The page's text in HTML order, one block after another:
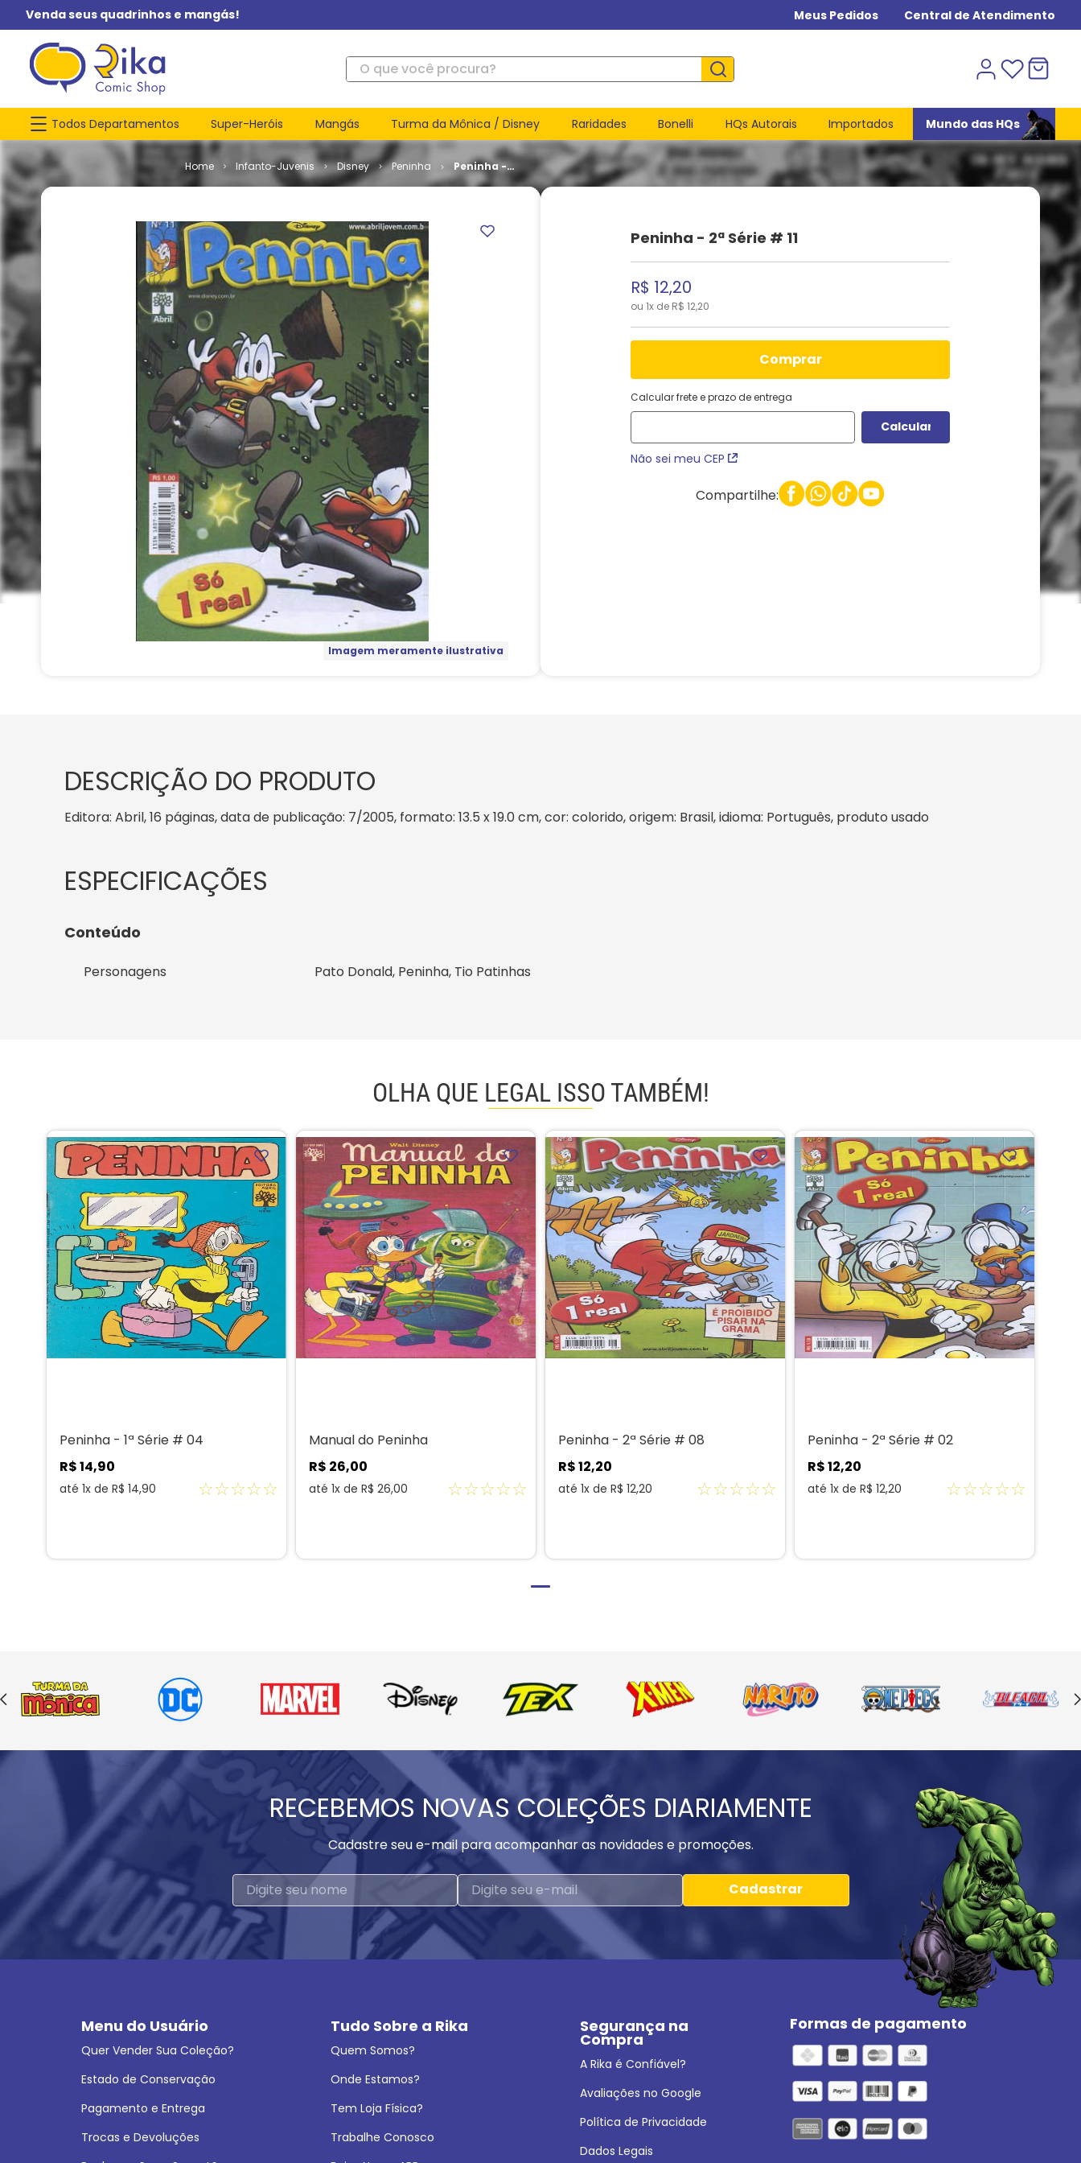
Venda seus quadrinhos e mangás! Meus Pedidos Central de Atendimento
O que você procura?
Todos Departamentos Super-Heróis Mangás Turma da Mônica / Disney Raridades Bonelli HQs Autorais Importados Mundo das HQs
Infanto-Juvenis Disney Peninha
Peninha -
2ª Série #
Imagem meramente ilustrativa
Peninha - 2ª Série # 11
R$ 12,20
ou 1x de R$ 12,20
comprar
Calcular frete e prazo de entrega
Não sei meu CEP
Compartilhe:
DESCRIÇÃO DO PRODUTO
Editora: Abril, 16 páginas, data de publicação: 7/2005, formato: 13.5 x 19.0 cm, cor: colorido, origem: Brasil, idioma: Português, produto usado
Conteúdo
Personagens Pato Donald, Peninha, Tio Patinhas
OLHA QUE LEGAL ISSO TAMBÉM!
Peninha - 1ª Série # 04
R$14,90
até 1x de R$ 14,90 ☆☆☆☆☆
Manual do Peninha
R$ 26,00
até 1x de R$ 26,00 ☆☆☆☆☆
Peninha - 2ª Série # 08
R$12,20
até 1x de R$ 12,20 ☆☆☆☆☆
Peninha - 2ª Série # 02
R$12,20
até 1x de R$ 12,20 ☆☆☆☆☆
RECEBEMOS NOVAS COLEÇÕES DIARIAMENTE
Cadastre seu e-mail para acompanhar as novidades e promoções.
Cadastrar
Menu do Usuário
Quer Vender Sua Coleção?
Estado de Conservação
Pagamento e Entrega
Trocas e Devoluções
Tudo Sobre a Rika
Quem Somos?
Onde Estamos?
Tem Loja Física?
Trabalhe Conosco
Segurança na
Compra
A Rika é Confiável?
Avaliações no Google
Política de Privacidade
Dados Legais
Formas de pagamento